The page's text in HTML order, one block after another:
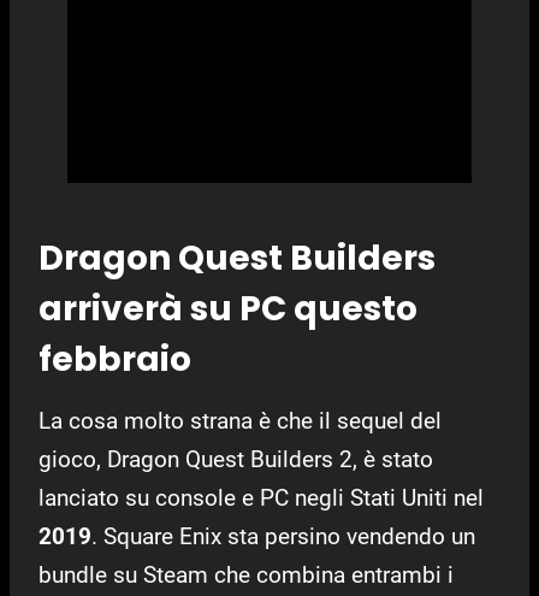
Dragon Quest Builders
arriverà su PC questo
febbraio
La cosa molto strana è che il sequel del
gioco, Dragon Quest Builders 2, è stato
lanciato su console e PC negli Stati Uniti nel
2019. Square Enix sta persino vendendo un
bundle su Steam che combina entrambi i